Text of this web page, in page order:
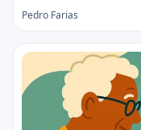
Pedro Farias